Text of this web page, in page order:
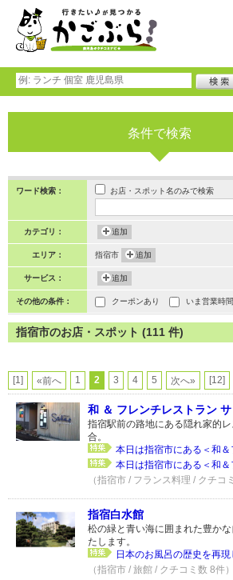
条件で検索
ワード検索： お店・スポット名のみで検索
カテゴリ： 追加
エリア： 指宿市 追加
サービス： 追加
その他の条件： クーポンあり いま営業時
指宿市のお店・スポット (111 件)
[1] «前へ 1 2 3 4 5 次へ» [12]
和 ＆ フレンチレストラン
指宿駅前の路地にある隠れ家的
合。
本日は指宿市にある＜和
本日は指宿市にある＜和
（指宿市 / フランス料理 / クチコ
指宿白水館
松の緑と青い海に囲まれた豊か
たします。
日本のお風呂の歴史を再
（指宿市 / 旅館 / クチコミ数 8件）